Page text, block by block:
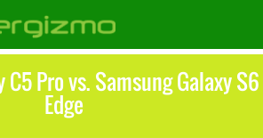
C5 Pro vs. Samsung Galaxy S6
Edge